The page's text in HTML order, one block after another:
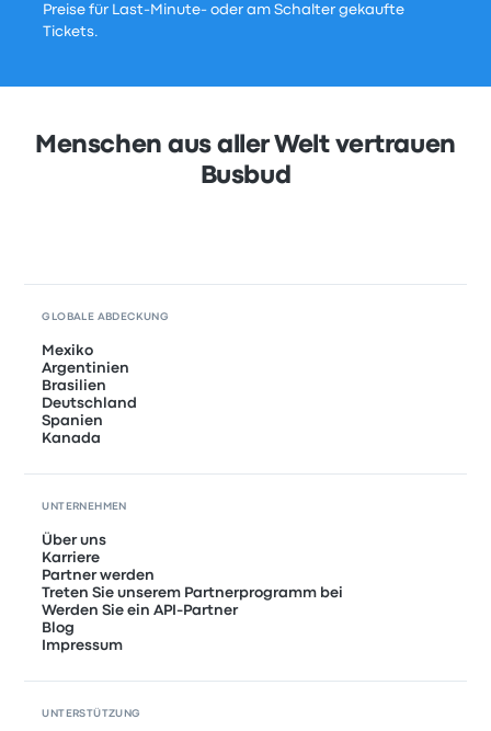
Preise für Last-Minute- oder am Schalter gekaufte
Tickets.
Menschen aus aller Welt vertrauen
Busbud
GLOBALE ABDECKUNG
Mexiko
Argentinien
Brasilien
Deutschland
Spanien
Kanada
UNTERNEHMEN
Über uns
Karriere
Partner werden
Treten Sie unserem Partnerprogramm bei
Werden Sie ein API-Partner
Blog
Impressum
UNTERSTÜTZUNG